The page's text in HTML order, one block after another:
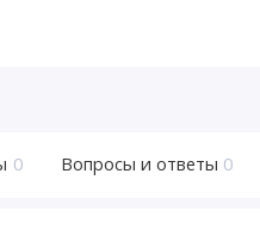
0 Вопросы и ответы 0